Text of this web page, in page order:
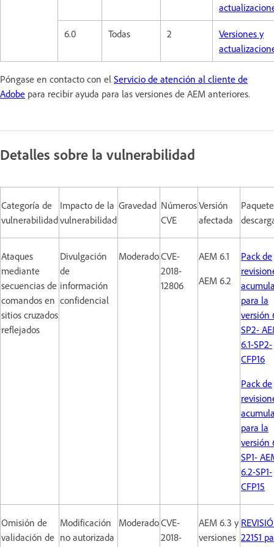
6.0 Todas 2
Versiones y
Póngase en contacto con el Servicio de atención al cliente de
Adobe para recibir ayuda para las versiones de AEM anteriores.
Detalles sobre la vulnerabilidad
Categoría de
vulnerabilidad
Impacto de la
vulnerabilidad
Gravedad Números
CVE
Versión
afectada
Ataques
mediante
secuencias de
comandos en
sitios cruzados
reflejados
Divulgación
de
información
confidencial
ModeradoCVE-
2018-
12806
AEM 6.1
AEM 6.2
Pack de
para la
versión
SP2-
6.1-SP2-
CFP16
Pack de
para la
versión
SP1-
6.2-SP1-
CFP15
Omisión de
validación de
Modificación
no autorizada
ModeradoCVE-
2018-
AEM 6.3 y
versiones 22151